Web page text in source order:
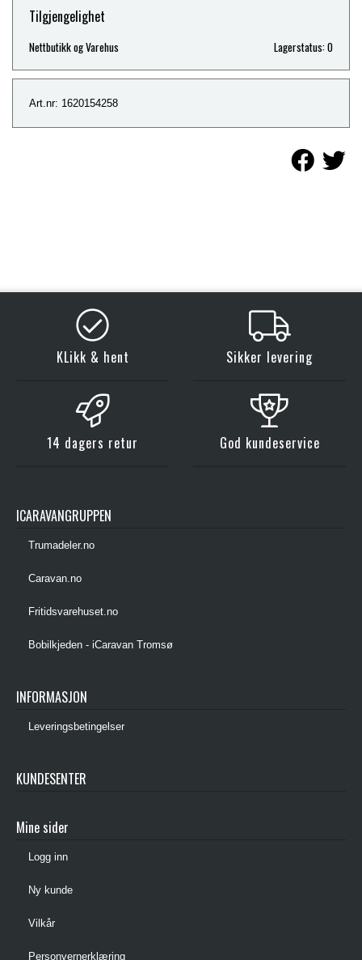
Tilgjengelighet
Nettbutikk og Varehus Lagerstatus: 0
Art.nr: 1620154258
KLikk & hent Sikker levering
14 dagers retur God kundeservice
ICARAVANGRUPPEN
Trumadeler.no
Caravan.no
Fritidsvarehuset.no
Bobilkjeden - iCaravan Tromsø
INFORMASJON
Leveringsbetingelser
KUNDESENTER
Mine sider
Logg inn
Ny kunde
Vilkår
Personvernerklæring